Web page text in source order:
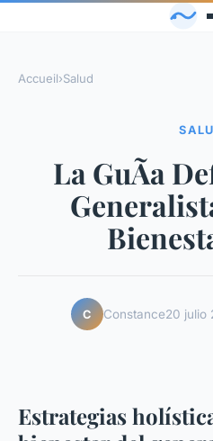
Accueil›Salud
La GuÃ­a
C Constance20 julio
Estrategias